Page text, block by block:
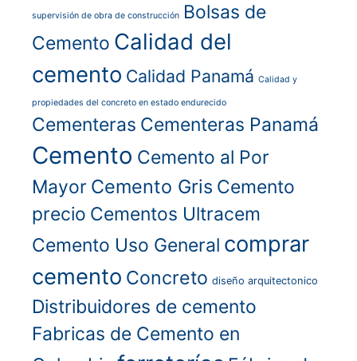
supervisión de obra de construcción Bolsas de
Cemento Calidad del
cemento Calidad Panamá Calidad y
propiedades del concreto en estado endurecido
Cementeras Cementeras Panamá
Cemento Cemento al Por
Mayor Cemento Gris Cemento
precio Cementos Ultracem
Cemento Uso General comprar
cemento Concreto diseño arquitectonico
Distribuidores de cemento
Fabricas de Cemento en